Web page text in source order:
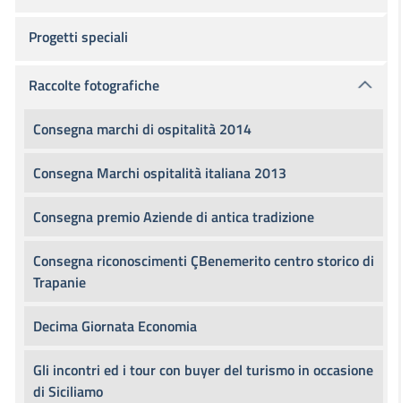
Progetti speciali
Raccolte fotografiche
Consegna marchi di ospitalità 2014
Consegna Marchi ospitalità italiana 2013
Consegna premio Aziende di antica tradizione
Consegna riconoscimenti ÇBenemerito centro storico di
Trapanie
Decima Giornata Economia
Gli incontri ed i tour con buyer del turismo in occasione
di Siciliamo